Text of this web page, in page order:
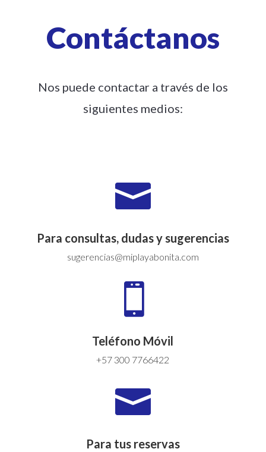
Contáctanos
Nos puede contactar a través de los
siguientes medios:

Para consultas, dudas y sugerencias
sugerencias@miplayabonita.com

Teléfono Móvil
+57 300 7766422

Para tus reservas